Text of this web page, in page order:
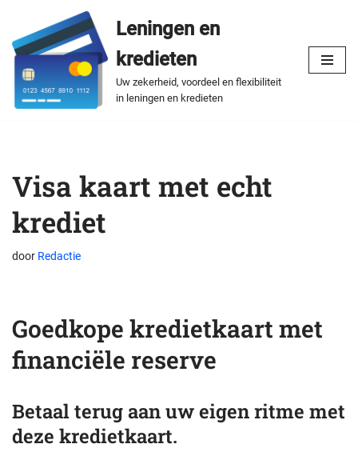
Spring
naar
de
inhoud
Leningen en
kredieten
Uw zekerheid, voordeel en flexibiliteit
in leningen en kredieten
Visa kaart met echt
krediet
door Redactie
Goedkope kredietkaart met
financiële reserve
Betaal terug aan uw eigen ritme met
deze kredietkaart.